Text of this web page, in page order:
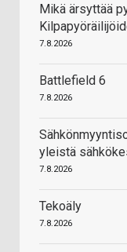
Mikä ärsyttää
7.8.2026
Battlefield 6
7.8.2026
yleistä
7.8.2026
Tekoäly
7.8.2026